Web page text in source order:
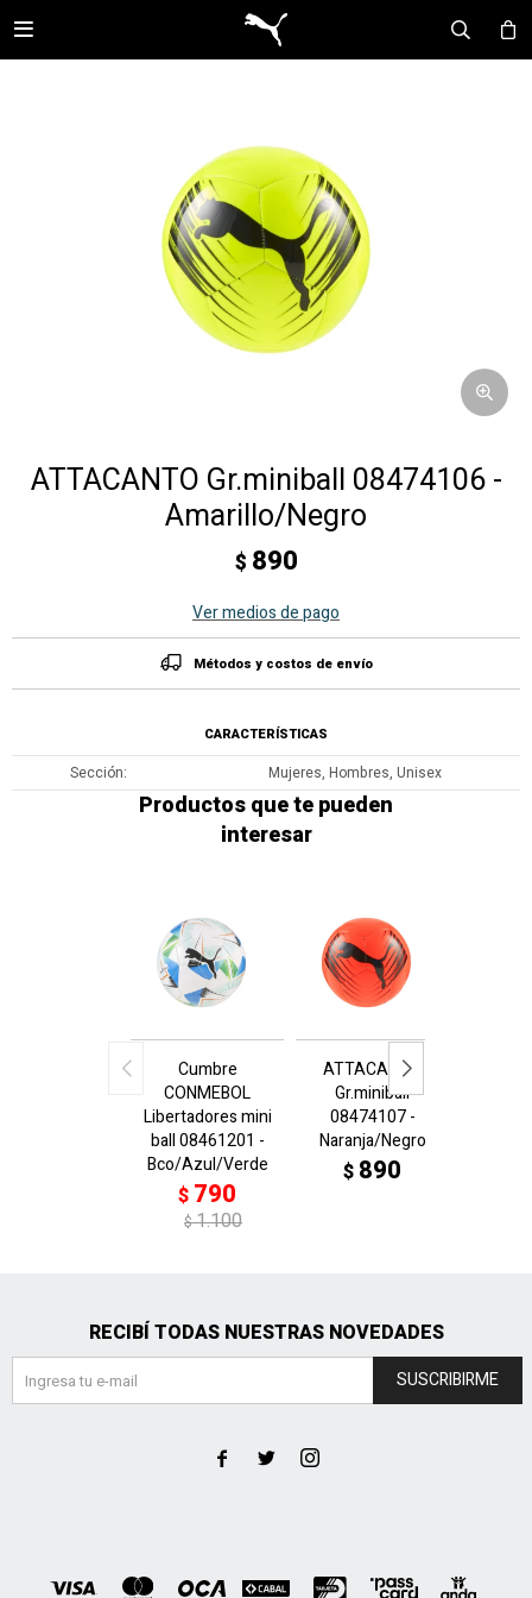

ATTACANTO Gr.miniball 08474106 -
Amarillo/Negro
$ 890
Ver medios de pago
Métodos y costos de envío
CARACTERÍSTICAS
Sección Mujeres, Hombres, Unisex
Productos que te pueden
interesar
Cumbre
CONMEBOL
Libertadores mini
ball 08461201 -
Bco/Azul/Verde
$ 790
$1.100
ATTACANTO
Gr.miniball
08474107 -
Naranja/Negro
$ 890
RECIBÍ TODAS NUESTRAS NOVEDADES
SUSCRIBIRME
  